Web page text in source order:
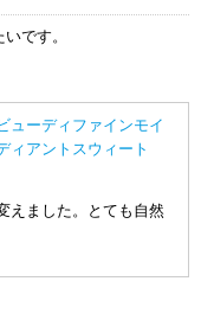
です。
ューディファインモイ
ィアントスウィート
えました。とても自然